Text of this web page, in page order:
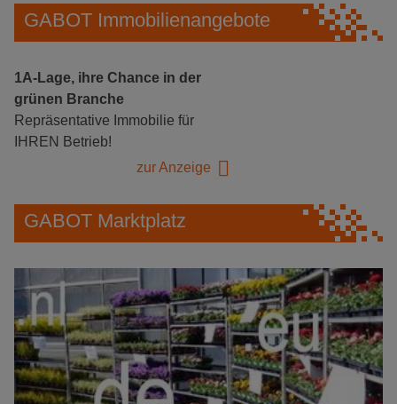
GABOT Immobilienangebote
1A-Lage, ihre Chance in der
grünen Branche
Repräsentative Immobilie für
IHREN Betrieb!
zur Anzeige
GABOT Marktplatz